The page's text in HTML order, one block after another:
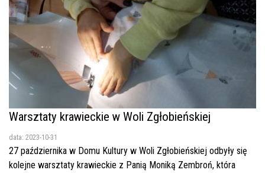
Warsztaty krawieckie w Woli Zgłobieńskiej
data: 2023-10-31
27 października w Domu Kultury w Woli Zgłobieńskiej odbyły się
kolejne warsztaty krawieckie z Panią Moniką Zembroń, która